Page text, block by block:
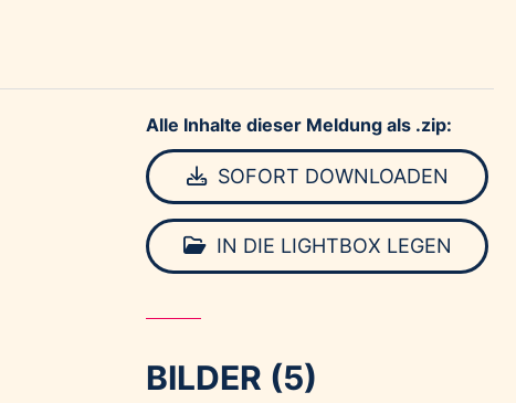
Alle Inhalte dieser Meldung als .zip:
SOFORT DOWNLOADEN
IN DIE LIGHTBOX LEGEN
BILDER (5)